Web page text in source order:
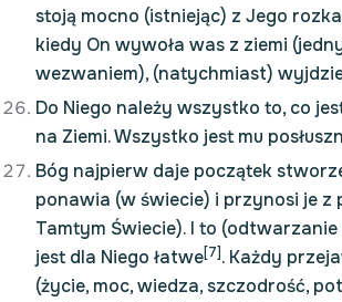
stoją mocno (istniejąc) z Jego
kiedy On wywoła was z ziemi
wezwaniem), (natychmiast)
Do Niego należy wszystko to, co
na Ziemi. Wszystko jest mu
Bóg najpierw daje początek
ponawia (w świecie) i przynosi je z
Tamtym Świecie). I to
jest dla Niego łatwe[7]. Każdy
(życie, moc, wiedza, szczodrość,